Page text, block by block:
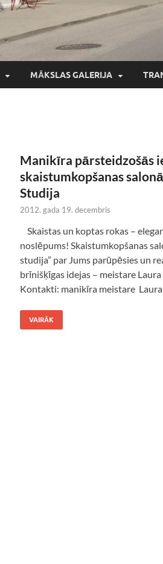
MĀKSLAS GALERIJA
Manikīra pārsteidzošās
skaistumkopšanas
Studija
2012. gada 19. decembris
Skaistas un koptas rokas –
noslēpums! Skaistumkopšanas
studija” par Jums parūpēsies un
brīnišķīgas idejas – meistare
Kontakti: manikīra meistare
VAIRĀK